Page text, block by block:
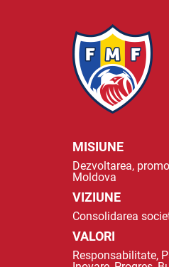
MISIUNE
Dezvoltarea,
Moldova
VIZIUNE
Consolidarea
VALORI
Responsabilitate,